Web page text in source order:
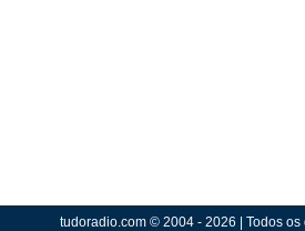
tudoradio.com © 2004 - 2026 | Todos